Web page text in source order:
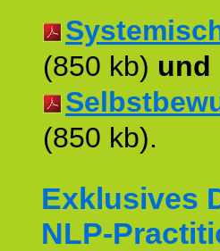
(850 kb) und
(850 kb).
Exklusives
NLP-